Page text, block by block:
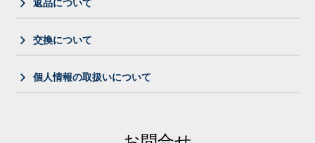
返品について
交換について
個人情報の取扱いについて